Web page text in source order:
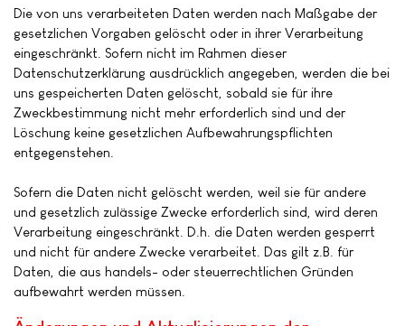
Die von uns verarbeiteten Daten werden nach Maßgabe der
gesetzlichen Vorgaben gelöscht oder in ihrer Verarbeitung
eingeschränkt. Sofern nicht im Rahmen dieser
Datenschutzerklärung ausdrücklich angegeben, werden die bei
uns gespeicherten Daten gelöscht, sobald sie für ihre
Zweckbestimmung nicht mehr erforderlich sind und der
Löschung keine gesetzlichen Aufbewahrungspflichten
entgegenstehen.
Sofern die Daten nicht gelöscht werden, weil sie für andere
und gesetzlich zulässige Zwecke erforderlich sind, wird deren
Verarbeitung eingeschränkt. D.h. die Daten werden gesperrt
und nicht für andere Zwecke verarbeitet. Das gilt z.B. für
Daten, die aus handels- oder steuerrechtlichen Gründen
aufbewahrt werden müssen.